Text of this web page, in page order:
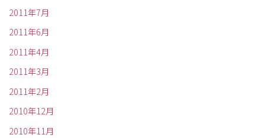
2011年7月
2011年6月
2011年4月
2011年3月
2011年2月
2010年12月
2010年11月